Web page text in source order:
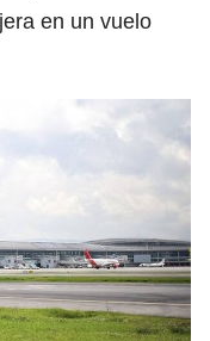
en un vuelo